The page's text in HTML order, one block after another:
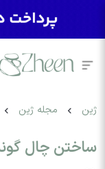
ژین مجله ژین
ساختن چال